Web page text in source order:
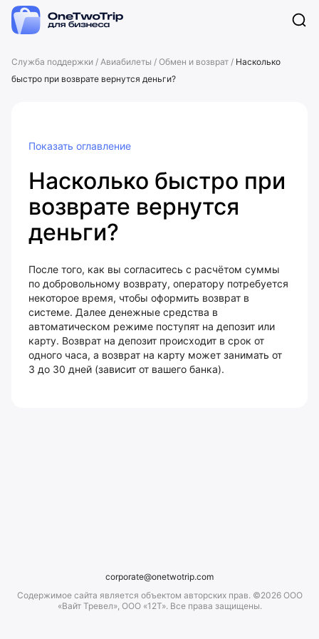
Служба поддержки / Авиабилеты / Обмен и возврат / Насколько
быстро при возврате вернутся деньги?
Показать оглавление
Насколько быстро при
возврате вернутся
деньги?
После того, как вы согласитесь с расчётом суммы
по добровольному возврату, оператору потребуется
некоторое время, чтобы оформить возврат в
системе. Далее денежные средства в
автоматическом режиме поступят на депозит или
карту. Возврат на депозит происходит в срок от
одного часа, а возврат на карту может занимать от
3 до 30 дней (зависит от вашего банка).
corporate@onetwotrip.com
Содержимое сайта является объектом авторских прав. ©2026 ООО
«Вайт Тревел», ООО «12Т». Все права защищены.